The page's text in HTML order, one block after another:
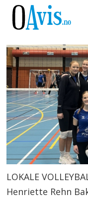
LOKALE
Henriette Rehn